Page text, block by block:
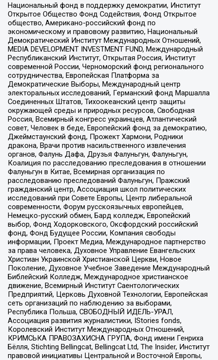
Национальный фонд в поддержку демократии, Институт
Открытое Общество Фонд Содействия, Фонд Открытое
общество, Американо-российский фонд по
экономическому и правовому развитию, Национальный
Демократический Институт Международных Отношений,
MEDIA DEVELOPMENT INVESTMENT FUND, Международный
Республиканский Институт, Открытая Россия, Институт
современной России, Черноморский фонд регионального
сотрудничества, Европейская Платформа за
Демократические Выборы, Международный центр
электоральных исследований, Германский фонд Маршалла
Соединенных Штатов, Тихоокеанский центр защиты
окружающей среды и природных ресурсов, Свободная
Россия, Всемирный конгресс украинцев, Атлантический
совет, Человек в беде, Европейский фонд за демократию,
Джеймстаунский фонд, Прожект Хармони, Родники
дракона, Врачи против насильственного извлечения
органов, Фалунь Дафа, Друзья Фалуньгун, Фалуньгун,
Коалиция по расследованию преследования в отношении
Фалуньгун в Китае, Всемирная организация по
расследованию преследований Фалуньгун, Пражский
гражданский центр, Ассоциация школ политических
исследований при Совете Европы, Центр либеральной
современности, Форум русскоязычных европейцев,
Немецко-русский обмен, Бард колледж, Европейский
выбор, Фонд Ходорковского, Оксфордский российский
фонд, Фонд Будущее России, Компания свободы
информации, Проект Медиа, Международное партнерство
за права человека, Духовное Управление Евангельских
Христиан Украинской Христианской Церкви, Новое
Поколение, Духовное Учебное Заведение Международный
Библейский Колледж, Международное христианское
движение, Всемирный Институт Саентологических
Предприятий, Церковь Духовной Технологии, Европейская
сеть организаций по наблюдению за выборами,
Республика Польша, СВОБОДНЫЙ ИДЕЛЬ-УРАЛ,
Ассоциация развития журналистики, IStories fonds,
Королевский Институт Международных Отношений,
КРИМСЬКА ПРАВОЗАХИСНА ГРУПА, Фонд имени Генриха
Бёлля, Stichting Bellingcat, Bellingcat Ltd, The Insider, Институт
правовой инициативы Центральной и Восточной Европы,